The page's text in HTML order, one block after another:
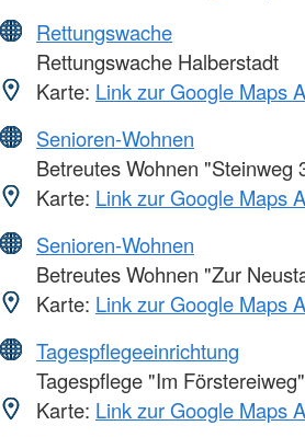
Rettungswache
Rettungswache Halberstadt
Karte: Link zur Google Maps
Senioren-Wohnen
Betreutes Wohnen "Steinweg
Karte: Link zur Google Maps
Senioren-Wohnen
Betreutes Wohnen "Zur
Karte: Link zur Google Maps
Tagespflegeeinrichtung
Tagespflege "Im Förstereiweg"
Karte: Link zur Google Maps